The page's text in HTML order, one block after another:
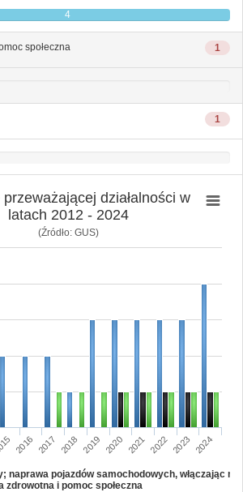
4
1
społeczna
1
działalności w
latach 2012 - 2024
(Źródło: GUS)
2016 2017 2018 2019 2020 2021 2022 2023 2024
naprawa pojazdów samochodowych, włączając
zdrowotna i pomoc społeczna